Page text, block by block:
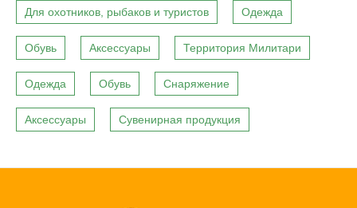
Для охотников, рыбаков и туристов Одежда
Обувь Аксессуары Территория Милитари
Одежда Обувь Снаряжение
Аксессуары Сувенирная продукция